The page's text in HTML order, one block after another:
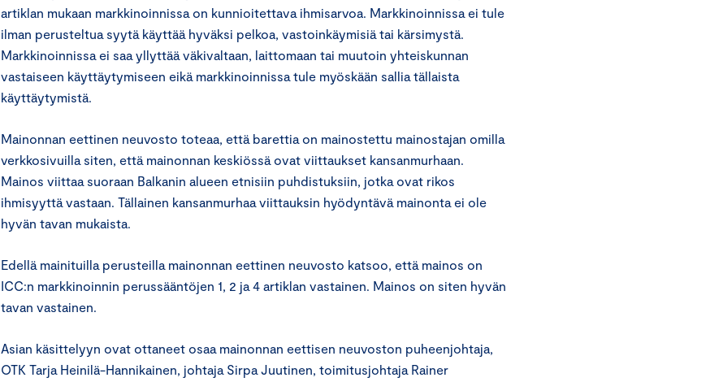
artiklan mukaan markkinoinnissa on kunnioitettava ihmisarvoa. Markkinoinnissa ei tule
ilman perusteltua syytä käyttää hyväksi pelkoa, vastoinkäymisiä tai kärsimystä.
Markkinoinnissa ei saa yllyttää väkivaltaan, laittomaan tai muutoin yhteiskunnan
vastaiseen käyttäytymiseen eikä markkinoinnissa tule myöskään sallia tällaista
käyttäytymistä.
Mainonnan eettinen neuvosto toteaa, että barettia on mainostettu mainostajan omilla
verkkosivuilla siten, että mainonnan keskiössä ovat viittaukset kansanmurhaan.
Mainos viittaa suoraan Balkanin alueen etnisiin puhdistuksiin, jotka ovat rikos
ihmisyyttä vastaan. Tällainen kansanmurhaa viittauksin hyödyntävä mainonta ei ole
hyvän tavan mukaista.
Edellä mainituilla perusteilla mainonnan eettinen neuvosto katsoo, että mainos on
ICC:n markkinoinnin perussääntöjen 1, 2 ja 4 artiklan vastainen. Mainos on siten hyvän
tavan vastainen.
Asian käsittelyyn ovat ottaneet osaa mainonnan eettisen neuvoston puheenjohtaja,
OTK Tarja Heinilä-Hannikainen, johtaja Sirpa Juutinen, toimitusjohtaja Rainer